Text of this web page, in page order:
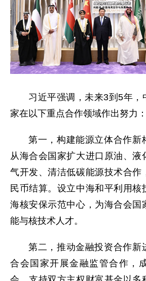
习近平强调，未来3到5年，
家在以下重点合作领域作出努力：
第一，构建能源立体合作新
从海合会国家扩大进口原油、液
气开发、清洁低碳能源技术合作
民币结算。设立中海和平利用核
海核安保示范中心，为海合会国
能与核技术人才。
第二，推动金融投资合作新
合会国家开展金融监管合作，